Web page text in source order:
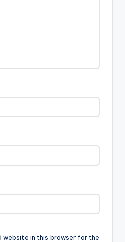
website in this browser for the